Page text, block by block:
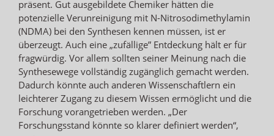
präsent. Gut ausgebildete Chemiker hätten die
potenzielle Verunreinigung mit N-Nitrosodimethylamin
(NDMA) bei den Synthesen kennen müssen, ist er
überzeugt. Auch eine „zufällige” Entdeckung hält er für
fragwürdig. Vor allem sollten seiner Meinung nach die
Synthesewege vollständig zugänglich gemacht werden.
Dadurch könnte auch anderen Wissenschaftlern ein
leichterer Zugang zu diesem Wissen ermöglicht und die
Forschung vorangetrieben werden. „Der
Forschungsstand könnte so klarer definiert werden“,